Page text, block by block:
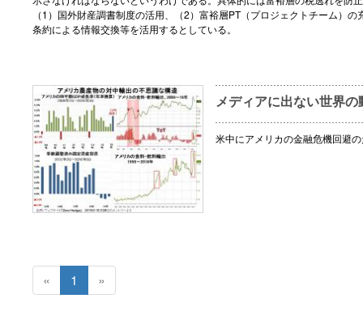
（1）国外財産調書制度の活用、（2）富裕層PT（プロジェクトチーム）の
条約による情報交換等を活用するとしている。
メディアに出ない世界
米中にアメリカの金融危機回避
« 1 »